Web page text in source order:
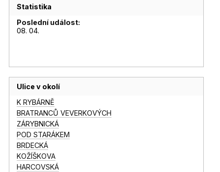
Statistika
Poslední událost:
08. 04.
Ulice v okolí
K RYBÁRNĚ
BRATRANCŮ VEVERKOVÝCH
ZÁRYBNICKÁ
POD STARÁKEM
BRDECKÁ
KOŽÍŠKOVA
HARCOVSKÁ